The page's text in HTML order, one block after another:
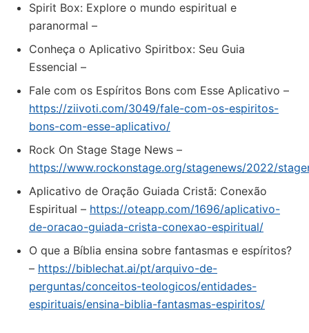
Spirit Box: Explore o mundo espiritual e
paranormal –
Conheça o Aplicativo Spiritbox: Seu Guia
Essencial –
Fale com os Espíritos Bons com Esse Aplicativo –
https://ziivoti.com/3049/fale-com-os-espiritos-
bons-com-esse-aplicativo/
Rock On Stage Stage News –
https://www.rockonstage.org/stagenews/2022/
Aplicativo de Oração Guiada Cristã: Conexão
Espiritual – https://oteapp.com/1696/aplicativo-
de-oracao-guiada-crista-conexao-espiritual/
O que a Bíblia ensina sobre fantasmas e espíritos?
– https://biblechat.ai/pt/arquivo-de-
perguntas/conceitos-teologicos/entidades-
espirituais/ensina-biblia-fantasmas-espiritos/